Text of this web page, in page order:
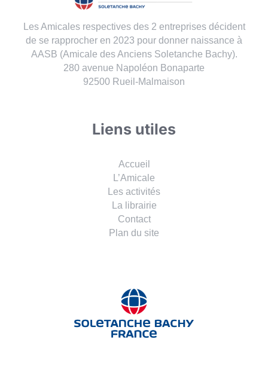
Les Amicales respectives des 2 entreprises décident
de se rapprocher en 2023 pour donner naissance à
AASB (Amicale des Anciens Soletanche Bachy).
280 avenue Napoléon Bonaparte
92500 Rueil-Malmaison
Liens utiles
Accueil
L’Amicale
Les activités
La librairie
Contact
Plan du site